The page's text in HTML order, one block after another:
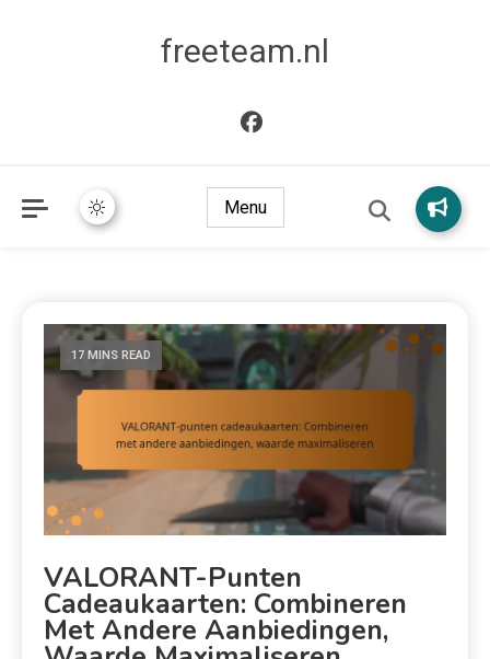
freeteam.nl
Menu
17 MINS READ
VALORANT-Punten
Cadeaukaarten: Combineren
Met Andere Aanbiedingen,